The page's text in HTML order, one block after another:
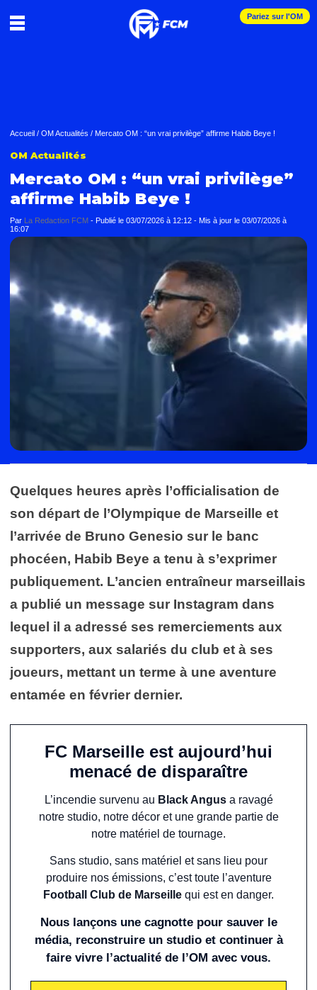
Pariez sur l'OM
Accueil / OM Actualités / Mercato OM : “un vrai privilège” affirme Habib Beye !
OM Actualités
Mercato OM : “un vrai privilège”
affirme Habib Beye !
Par La Redaction FCM - Publié le 03/07/2026 à 12:12 - Mis à jour le 03/07/2026 à
16:07
Quelques heures après l’officialisation de
son départ de l’Olympique de Marseille et
l’arrivée de Bruno Genesio sur le banc
phocéen, Habib Beye a tenu à s’exprimer
publiquement. L’ancien entraîneur marseillais
a publié un message sur Instagram dans
lequel il a adressé ses remerciements aux
supporters, aux salariés du club et à ses
joueurs, mettant un terme à une aventure
entamée en février dernier.
FC Marseille est aujourd’hui
menacé de disparaître
L’incendie survenu au Black Angusa ravagé
notre studio, notre décor et une grande partie de
notre matériel de tournage.
Sans studio, sans matériel et sans lieu pour
produire nos émissions, c’est toute l’aventure
Football Club de Marseille qui est en danger.
Nous lançons une cagnotte pour sauver le
média, reconstruire un studio et continuer à
faire vivre l’actualité de l’OM avec vous.